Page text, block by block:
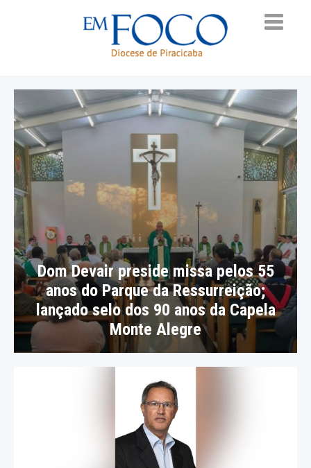
Dom Devair preside missa pelos 55
anos do Parque da Ressurreição;
lançado selo dos 90 anos da Capela
Monte Alegre